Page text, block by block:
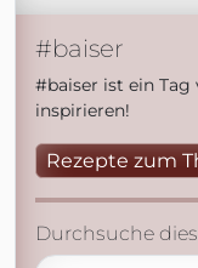
#baiser
#baiser ist ein Tag
inspirieren!
Rezepte zum
Durchsuche